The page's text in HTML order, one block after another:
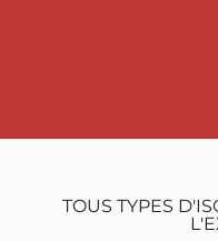
TOUS TYPES